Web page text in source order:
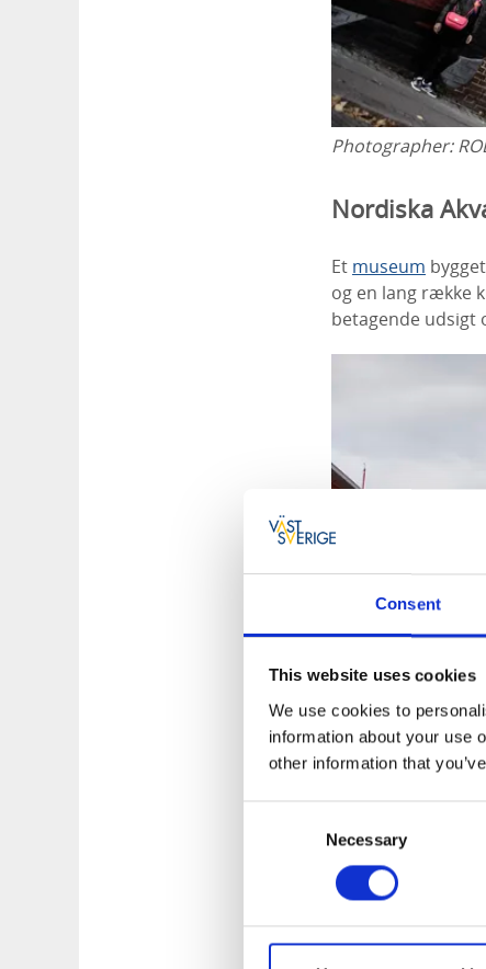
Consent
This website uses cookies
We use cookies to
information about your use
other information that
Necessary
Photographer:
Nordiska
Et museum
og en lang række
betagende udsigt
Photographer:
Kunstmuseet
Skövde